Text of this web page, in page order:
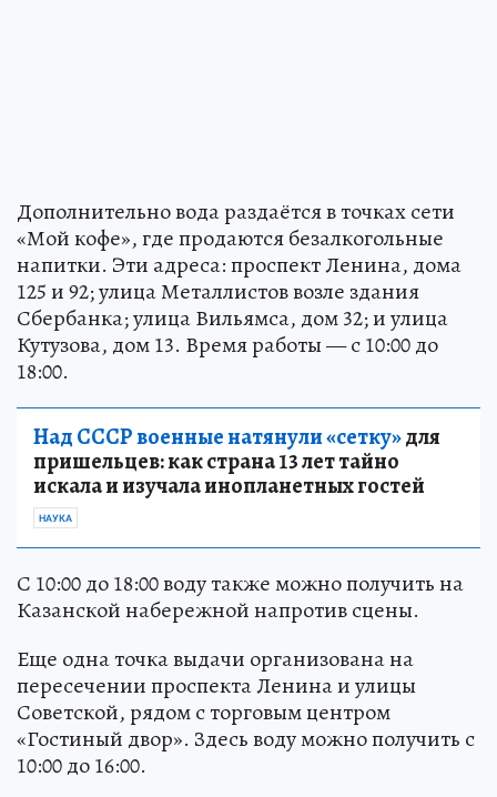
Дополнительно вода раздаётся в точках сети
«Мой кофе», где продаются безалкогольные
напитки. Эти адреса: проспект Ленина, дома
125 и 92; улица Металлистов возле здания
Сбербанка; улица Вильямса, дом 32; и улица
Кутузова, дом 13. Время работы — с 10:00 до
18:00.
Над СССР военные натянули «сетку»для
пришельцев: как страна 13 лет тайно
искала и изучала инопланетных гостей
НАУКА
С 10:00 до 18:00 воду также можно получить на
Казанской набережной напротив сцены.
Еще одна точка выдачи организована на
пересечении проспекта Ленина и улицы
Советской, рядом с торговым центром
«Гостиный двор». Здесь воду можно получить с
10:00 до 16:00.